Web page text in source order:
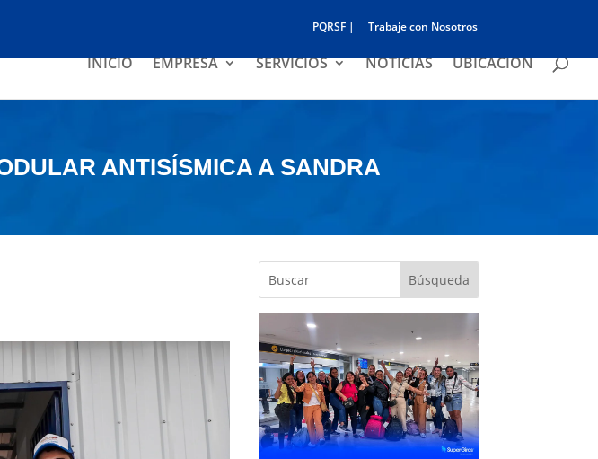
PQRSF | Trabaje con Nosotros
INICIO EMPRESA SERVICIOS NOTICIAS UBICACIÓN
ANTISÍSMICA A SANDRA